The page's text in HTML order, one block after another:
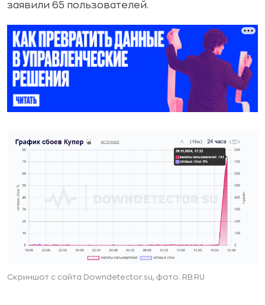
заявили 65 пользователей.
Скриншот с сайта Downdetector.su, фото: RB.RU